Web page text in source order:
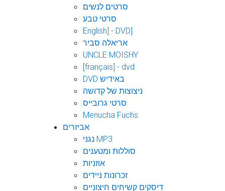
סרטים לנשים
סרטי טבע
English] - DVD]
אריאלה סביר
UNCLE MOISHY
[français] - dvd
DVD באידיש
ניצוצות של קדושה
סרטי גרובייס
Menucha Fuchs
אביזרים
נגני MP3
סוללות ומטענים
אוזניות
זכרונות ניידים
דיסקים קשיחים חיצוניים